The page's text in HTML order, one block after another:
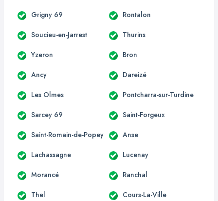
Grigny 69 Rontalon
Soucieu-en-Jarrest Thurins
Yzeron Bron
Ancy Dareizé
Les Olmes Pontcharra-sur-Turdine
Sarcey 69 Saint-Forgeux
Saint-Romain-de-Popey Anse
Lachassagne Lucenay
Morancé Ranchal
Thel Cours-La-Ville